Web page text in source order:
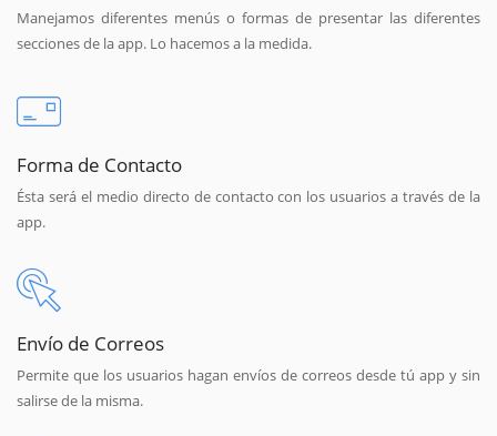
Manejamos diferentes menús o formas de presentar las diferentes
secciones de la app. Lo hacemos a la medida.
Forma de Contacto
Ésta será el medio directo de contacto con los usuarios a través de la
app.
Envío de Correos
Permite que los usuarios hagan envíos de correos desde tú app y sin
salirse de la misma.